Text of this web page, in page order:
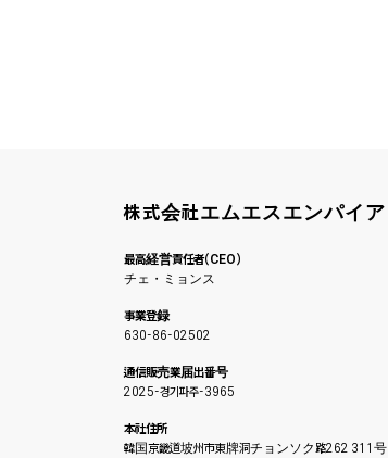
株式会社エムエスエンパイア
最高経営責任者（CEO）
チェ・ミョンス
事業登録
630-86-02502
通信販売業届出番号
2025-경기파주-3965
本社住所
韓国京畿道坡州市東牌洞チョンソク路262 311号